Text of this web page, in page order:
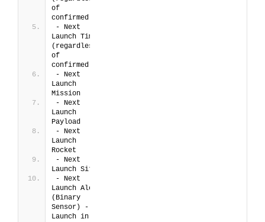
of
confirmed)
- Next
Launch Time
(regardless
of
confirmed)
- Next
Launch
Mission
- Next
Launch
Payload
- Next
Launch
Rocket
- Next
Launch Site
- Next
Launch Alert
(Binary
Sensor) -
Launch in